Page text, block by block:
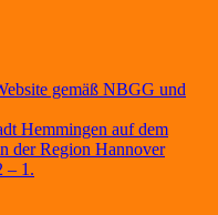
gemäß NBGG und
Hemmingen auf dem
der Region Hannover
– 1.